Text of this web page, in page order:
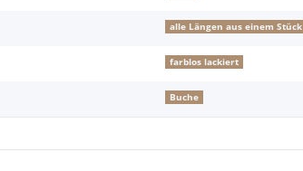
alle Längen aus einem Stück
farblos lackiert
Buche